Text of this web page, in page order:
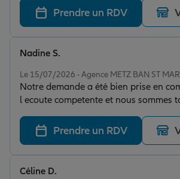
Prendre un RDV
Le 15/07/2026 - Agence METZ BAN ST
Notre demande a été bien prise en
l ecoute competente et nous sommes
satisfait par la proposition qui nous a
Nadine S.
Prendre un RDV
Céline D.